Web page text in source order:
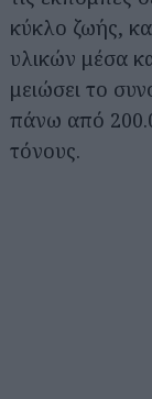
κύκλο ζωής,
υλικών μέσα
μειώσει το
πάνω από
τόνους.